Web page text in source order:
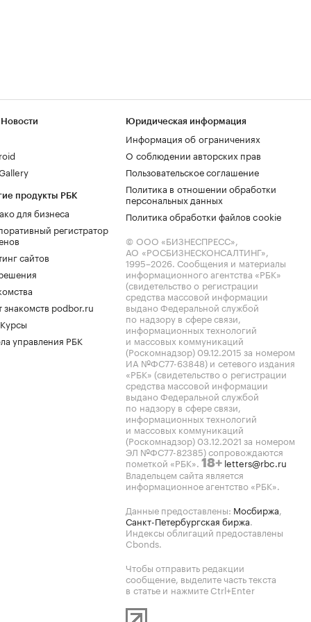
продукты РБК
для бизнеса
регистратор
сайтов
знакомств podbor.ru
управления РБК
Юридическая информация
Информация об ограничениях
О соблюдении авторских прав
Пользовательское соглашение
Политика в отношении обработки
персональных данных
Политика обработки файлов cookie
© ООО «БИЗНЕСПРЕСС»,
АО «РОСБИЗНЕСКОНСАЛТИНГ»,
1995–2026. Сообщения и материалы
информационного агентства «РБК»
(свидетельство о регистрации
средства массовой информации
выдано Федеральной службой
по надзору в сфере связи,
информационных технологий
и массовых коммуникаций
(Роскомнадзор) 09.12.2015 за номером
ИА №ФС77-63848) и сетевого издания
«РБК» (свидетельство о регистрации
средства массовой информации
выдано Федеральной службой
по надзору в сфере связи,
информационных технологий
и массовых коммуникаций
(Роскомнадзор) 03.12.2021 за номером
ЭЛ №ФС77-82385) сопровождаются
пометкой «РБК». 18+ letters@rbc.ru
Владельцем сайта является
информационное агентство «РБК».
Данные предоставлены: Мосбиржа,
Санкт-Петербургская биржа.
Индексы облигаций предоставлены
Cbonds.
Чтобы отправить редакции
сообщение, выделите часть текста
в статье и нажмите Ctrl+Enter